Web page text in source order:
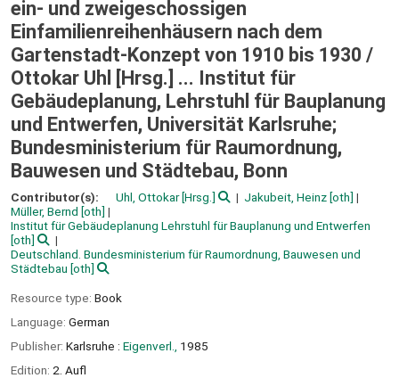
ein- und zweigeschossigen
Einfamilienreihenhäusern nach dem
Gartenstadt-Konzept von 1910 bis 1930 /
Ottokar Uhl [Hrsg.] ... Institut für
Gebäudeplanung, Lehrstuhl für Bauplanung
und Entwerfen, Universität Karlsruhe;
Bundesministerium für Raumordnung,
Bauwesen und Städtebau, Bonn
Contributor(s): Uhl, Ottokar[Hrsg.] Jakubeit, Heinz[oth]
Müller, Bernd [oth]
Institut für Gebäudeplanung Lehrstuhl für Bauplanung und Entwerfen
[oth]
Deutschland. Bundesministerium für Raumordnung, Bauwesen und
Städtebau [oth]
Resource type: Book
Language: German
Publisher: Karlsruhe : Eigenverl.,
1985
Edition: 2. Aufl